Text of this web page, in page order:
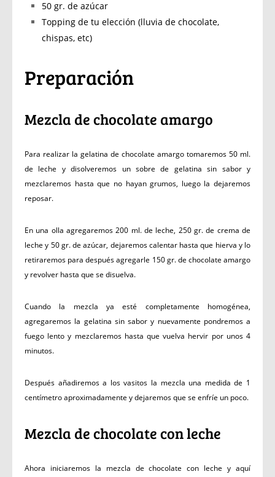
50 gr. de azúcar
Topping de tu elección (lluvia de chocolate,
chispas, etc)
Preparación
Mezcla de chocolate amargo
Para realizar la gelatina de chocolate amargo tomaremos 50 ml.
de leche y disolveremos un sobre de gelatina sin sabor y
mezclaremos hasta que no hayan grumos, luego la dejaremos
reposar.
En una olla agregaremos 200 ml. de leche, 250 gr. de crema de
leche y 50 gr. de azúcar, dejaremos calentar hasta que hierva y lo
retiraremos para después agregarle 150 gr. de chocolate amargo
y revolver hasta que se disuelva.
Cuando la mezcla ya esté completamente homogénea,
agregaremos la gelatina sin sabor y nuevamente pondremos a
fuego lento y mezclaremos hasta que vuelva hervir por unos 4
minutos.
Después añadiremos a los vasitos la mezcla una medida de 1
centímetro aproximadamente y dejaremos que se enfríe un poco.
Mezcla de chocolate con leche
Ahora iniciaremos la mezcla de chocolate con leche y aquí